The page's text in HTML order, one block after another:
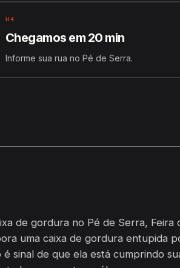
H4
Chegamos em 20 min
Informe sua rua no Pé de Serra.
de gordura no Pé de Serra, Feira
uma caixa de gordura entupida
é sinal de que ela está cumprindo